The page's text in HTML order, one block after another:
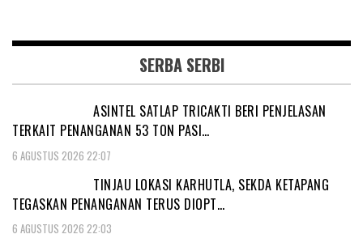
SERBA SERBI
ASINTEL SATLAP TRICAKTI BERI PENJELASAN
TERKAIT PENANGANAN 53 TON PASI…
6 AGUSTUS 2026 22:07
TINJAU LOKASI KARHUTLA, SEKDA KETAPANG
TEGASKAN PENANGANAN TERUS DIOPT…
6 AGUSTUS 2026 22:03